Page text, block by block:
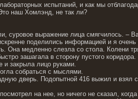
испытаний, и как мы
наш Хомлэнд, не так ли?
суровое выражение лица смягчилось. –
поделились информацией и я
Она медленно слезла со стола. Колени
зашагала в сторону пустого коридора.
и закрыла лицо руками.
собраться с мыслями.
дверь. Подопытной 416 выжил и
на нее, но ничего не сказал,